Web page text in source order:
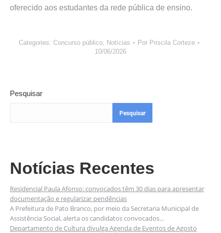
oferecido aos estudantes da rede pública de ensino.
Categories: Concurso público, Notícias Por Priscila Corteze
10/06/2026
Pesquisar
Pesquisar
Notícias Recentes
Residencial Paula Afonso: convocados têm 30 dias para apresentar
documentação e regularizar pendências
A Prefeitura de Pato Branco, por meio da Secretaria Municipal de
Assistência Social, alerta os candidatos convocados…
Departamento de Cultura divulga Agenda de Eventos de Agosto